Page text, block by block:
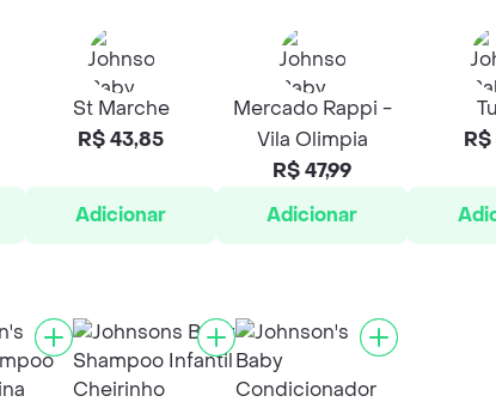
St Marche
R$ 43,85
Adicionar
Mercado Rappi -
Vila Olimpia
R$ 47,99
Adicionar
R$